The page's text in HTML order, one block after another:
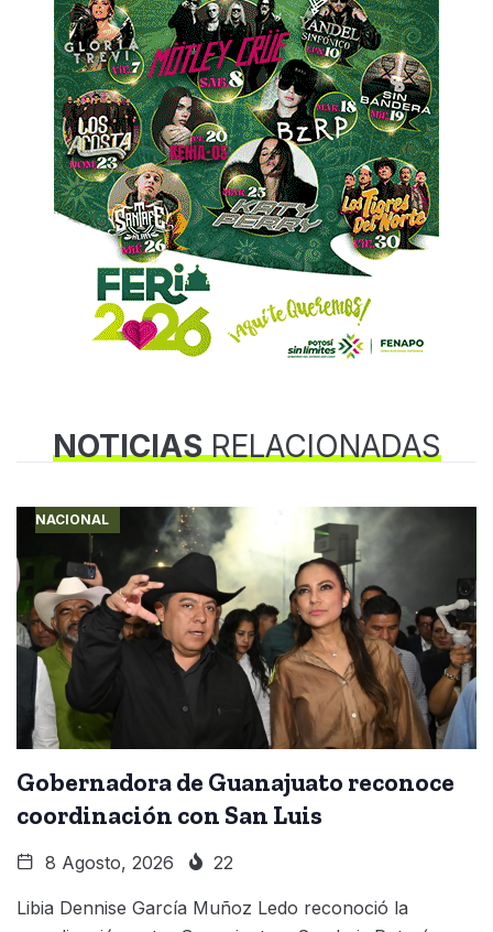
NOTICIASRELACIONADAS
NACIONAL
Gobernadora de Guanajuato reconoce
coordinación con San Luis
8 Agosto, 2026 22
Libia Dennise García Muñoz Ledo reconoció la